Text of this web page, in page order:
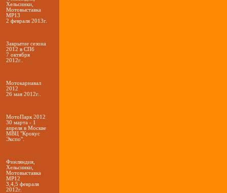
Хельсинки,
Мотовыставка
МР13
2 февраля 2013г.
Закрытие сезона
2012 в СПб
7 октября
2012г..
Мотокарнавал
2012
26 мая 2012г..
МотоПарк 2012
30 марта - 1
апреля в Москве
МВЦ "Крокус
Экспо".
Финляндия,
Хельсинки,
Мотовыставка
МР12
3,4,5 февраля
2012г.